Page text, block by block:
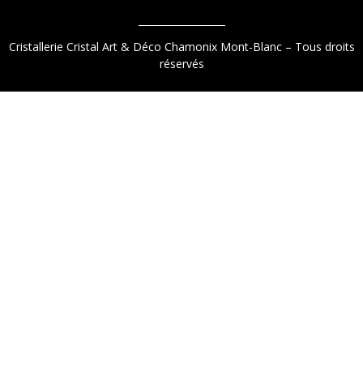
Cristallerie Cristal Art & Déco Chamonix Mont-Blanc – Tous droits
réservés